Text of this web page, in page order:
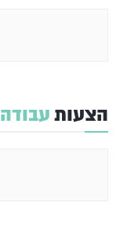
הצעותעבודה